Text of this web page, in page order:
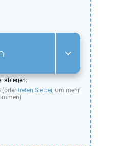
ablegen.
(oder treten Sie bei, um mehr